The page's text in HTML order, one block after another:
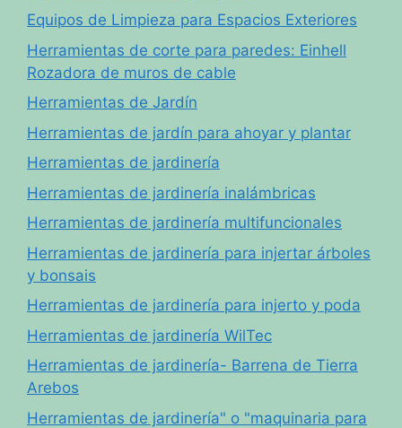
Equipos de Limpieza para Espacios Exteriores
Herramientas de corte para paredes: Einhell
Rozadora de muros de cable
Herramientas de Jardín
Herramientas de jardín para ahoyar y plantar
Herramientas de jardinería
Herramientas de jardinería inalámbricas
Herramientas de jardinería multifuncionales
Herramientas de jardinería para injertar árboles
y bonsais
Herramientas de jardinería para injerto y poda
Herramientas de jardinería WilTec
Herramientas de jardinería- Barrena de Tierra
Arebos
Herramientas de jardinería" o "maquinaria para